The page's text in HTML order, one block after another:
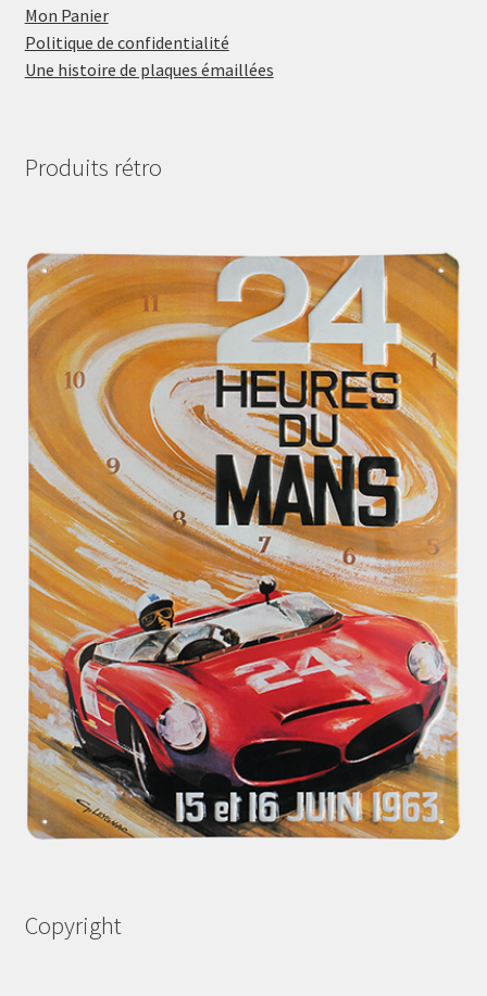
Mon Panier
Politique de confidentialité
Une histoire de plaques émaillées
Produits rétro
Copyright